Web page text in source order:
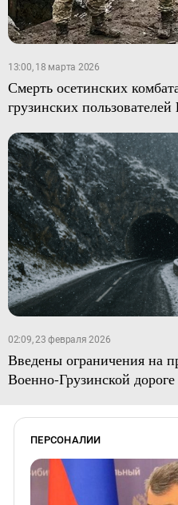
13:00, 18 марта 2026
Смерть осетинских
грузинских пользователей
02:09, 23 февраля 2026
Введены ограничения на
Военно-Грузинской дороге
ПЕРСОНАЛИИ